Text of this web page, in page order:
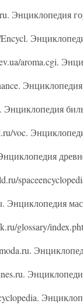
Энциклопедия
aroma.cgi.
Энциклопедия
voc.
Энциклопедия
glossary/